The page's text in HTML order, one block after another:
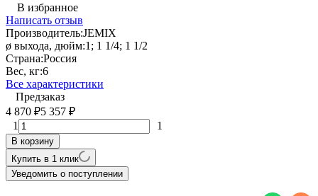
В избранное
Написать отзыв
Производитель:JEMIX
ø выхода, дюйм:1; 1 1/4; 1 1/2
Страна:Россия
Вес, кг:6
Все характеристики
Предзаказ
4 870 ₽5 357 ₽
1 1
В корзину
Купить в 1 клик
Уведомить о поступлении